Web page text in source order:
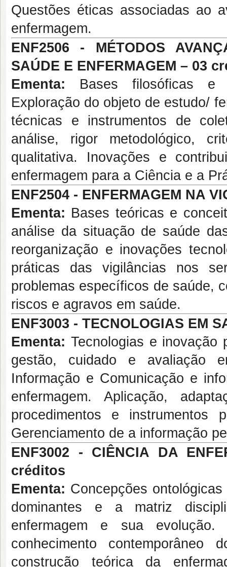
Questões éticas associadas ao
enfermagem.
ENF2506 - MÉTODOS
SAÚDE E ENFERMAGEM – 03
Ementa: Bases filosóficas e
Exploração do objeto de estudo/
técnicas e instrumentos de
análise, rigor metodológico,
qualitativa. Inovações e
enfermagem para a Ciência e a
ENF2504 - ENFERMAGEM NA
Ementa: Bases teóricas e
análise da situação de saúde
reorganização e inovações
práticas das vigilâncias nos
problemas específicos de saúde,
riscos e agravos em saúde.
ENF3003 - TECNOLOGIAS EM
Ementa: Tecnologias e inovação
gestão, cuidado e avaliação
Informação e Comunicação e
enfermagem. Aplicação,
procedimentos e
Gerenciamento de a informação
ENF3002 - CIÊNCIA DA
créditos
Ementa: Concepções
dominantes e a matriz
enfermagem e sua evolução.
conhecimento
construção teórica da